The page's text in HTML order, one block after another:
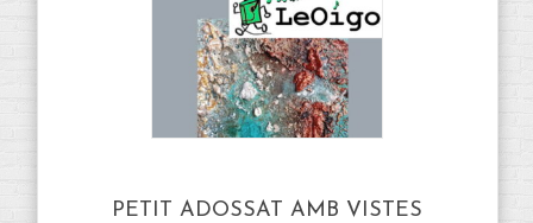
PETIT ADOSSAT AMB VISTES